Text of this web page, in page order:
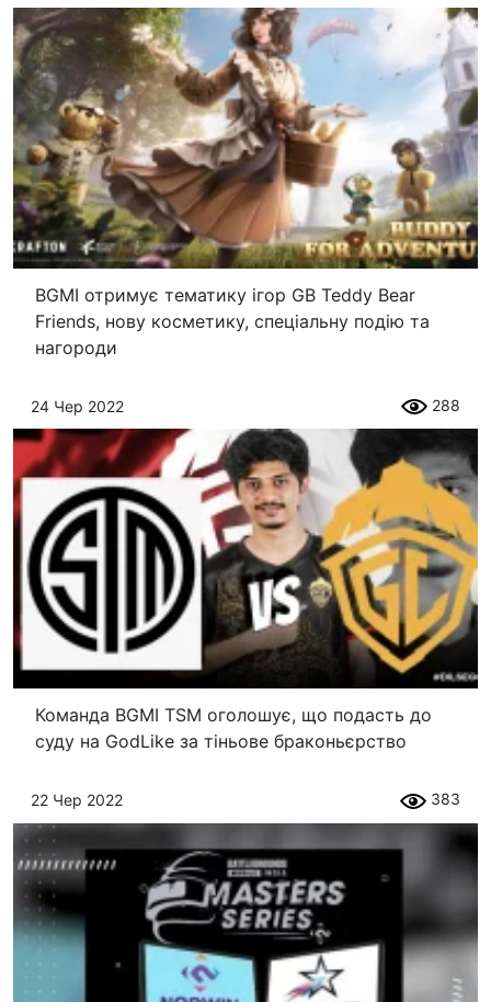
BGMI отримує тематику ігор GB Teddy Bear
Friends, нову косметику, спеціальну подію та
нагороди
24 Чер 2022 288
Команда BGMI TSM оголошує, що подасть до
суду на GodLike за тіньове браконьєрство
22 Чер 2022 383